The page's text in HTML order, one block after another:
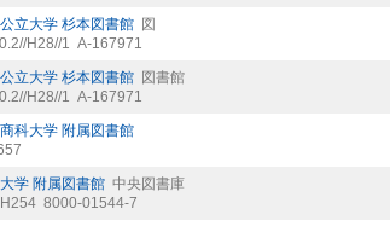
立大学 杉本図書館 図
H28//1
A-167971
立大学 杉本図書館 図書館
H28//1
A-167971
科大学 附属図書館
学 附属図書館 中央図書庫
8000-01544-7